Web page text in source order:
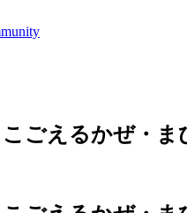
ごえるかぜ・ま